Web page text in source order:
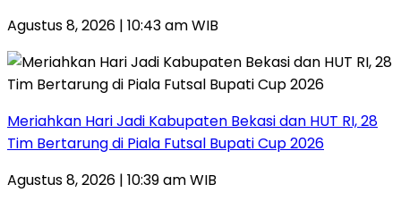
Agustus 8, 2026 | 10:43 am WIB
Meriahkan Hari Jadi Kabupaten Bekasi dan HUT RI, 28
Tim Bertarung di Piala Futsal Bupati Cup 2026
Agustus 8, 2026 | 10:39 am WIB